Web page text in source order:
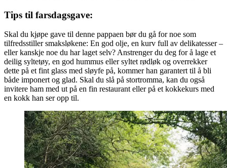
Tips til farsdagsgave:
Skal du kjøpe gave til denne pappaen bør du gå for noe som
tilfredsstiller smaksløkene: En god olje, en kurv full av delikatesser –
eller kanskje noe du har laget selv? Anstrenger du deg for å lage et
deilig syltetøy, en god hummus eller syltet rødløk og overrekker
dette på et fint glass med sløyfe på, kommer han garantert til å bli
både imponert og glad. Skal du slå på stortromma, kan du også
invitere ham med ut på en fin restaurant eller på et kokkekurs med
en kokk han ser opp til.